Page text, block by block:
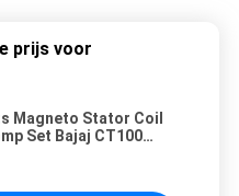
prijs voor
Magneto Stator Coil
Set Bajaj CT100